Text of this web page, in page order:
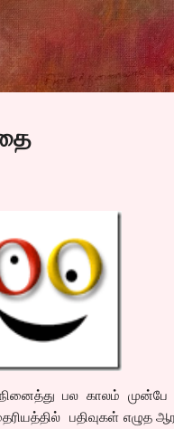
Skip to main content
பல காலம் முன்பே
பதிவுகள் எழுத